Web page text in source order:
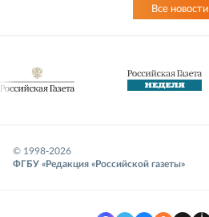
Все новости
© 1998-2026
ФГБУ «Редакция «Российской газеты»